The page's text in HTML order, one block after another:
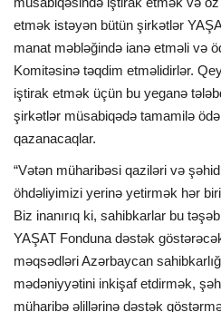
etmək istəyən bütün şirkətlər
manat məbləğində ianə etməli və
Komitəsinə təqdim etməlidirlər.
iştirak etmək üçün bu yeganə
şirkətlər müsabiqədə tamamilə
qazanacaqlar.
“Vətən müharibəsi qaziləri və
öhdəliyimizi yerinə yetirmək hər
Biz inanırıq ki, sahibkarlar bu
YAŞAT Fonduna dəstək
məqsədləri Azərbaycan
mədəniyyətini inkişaf etdirmək,
müharibə əlillərinə dəstək